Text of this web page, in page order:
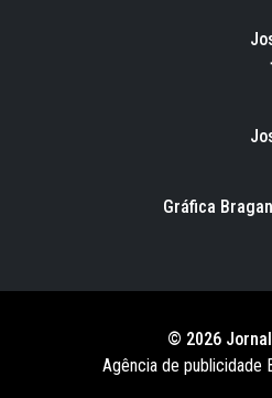
Gráfica
© 2026
Agência de publicidade